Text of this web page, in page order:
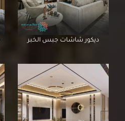
ديكور شاشات جبس الخبر